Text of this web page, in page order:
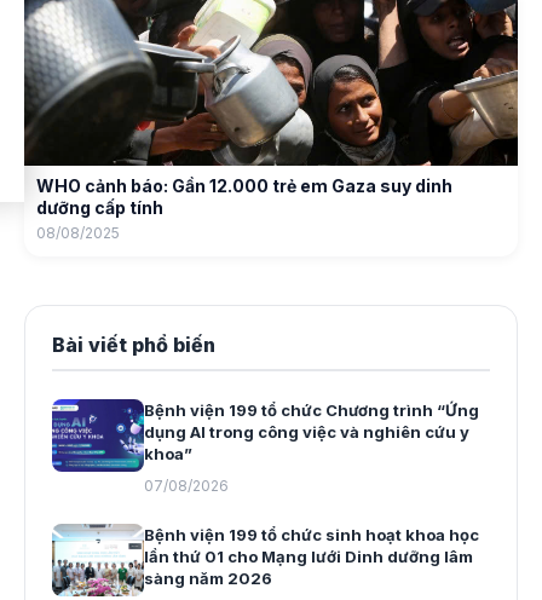
WHO cảnh báo: Gần 12.000 trẻ em Gaza suy dinh
dưỡng cấp tính
08/08/2025
Bài viết phổ biến
Bệnh viện 199 tổ chức Chương trình “Ứng
dụng AI trong công việc và nghiên cứu y
khoa”
07/08/2026
Bệnh viện 199 tổ chức sinh hoạt khoa học
lần thứ 01 cho Mạng lưới Dinh dưỡng lâm
sàng năm 2026